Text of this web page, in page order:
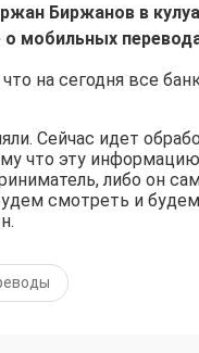
Биржанов в
мобильных
на сегодня все
Сейчас идет
что эту
либо он
смотреть и